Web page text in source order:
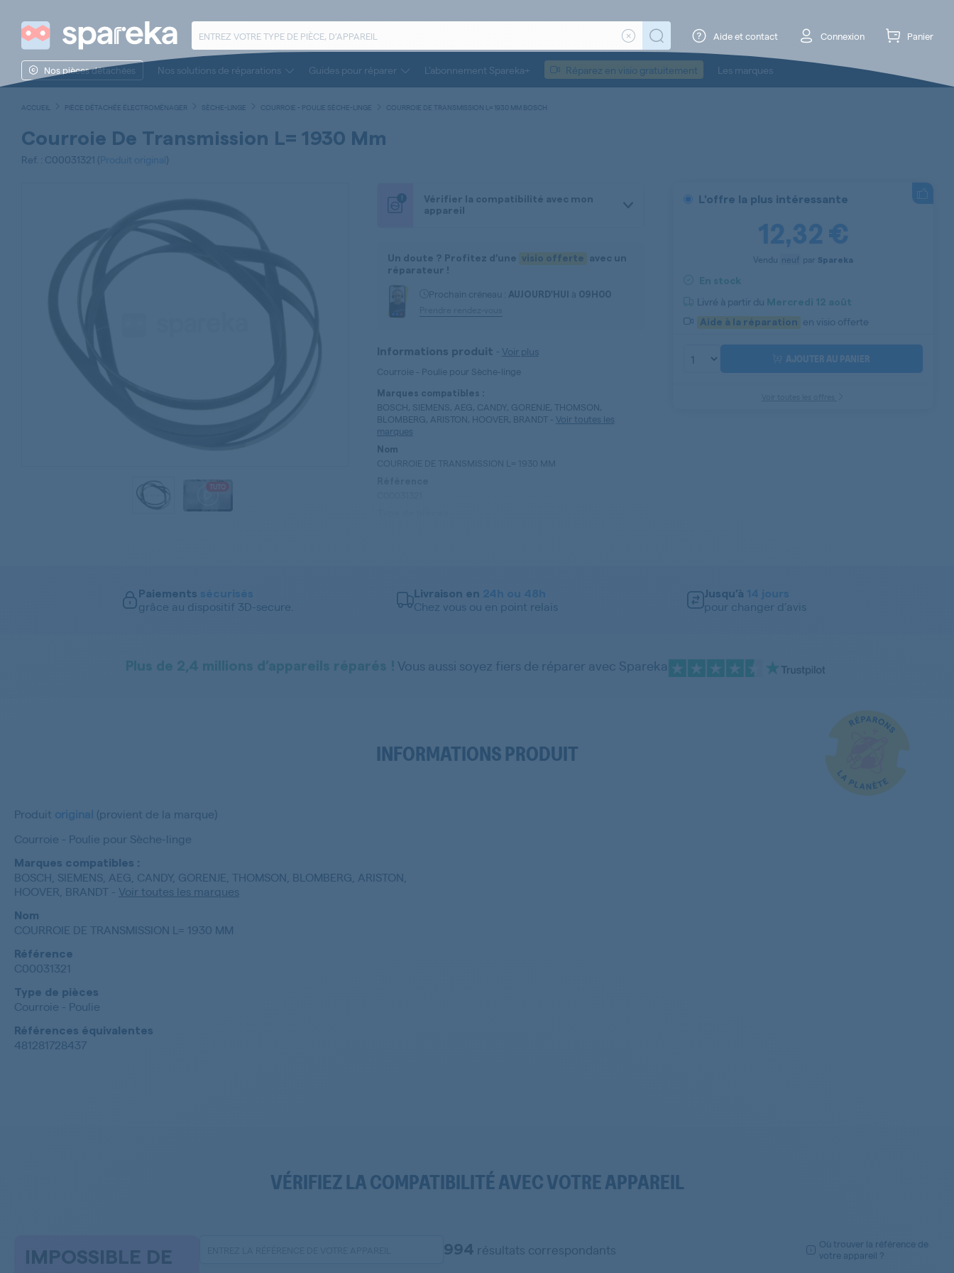
Aide et contact Connexion Panier
Nos pièces détachées Nos solutions de réparations Guides pour réparer L’abonnement Spareka+ Réparez en visio gratuitement Les marques
ACCUEIL PIÈCE DÉTACHÉE ÉLECTROMÉNAGER SÈCHE-LINGE COURROIE - POULIE SÈCHE-LINGE COURROIE DE TRANSMISSION L= 1930 MM BOSCH
Courroie De Transmission L= 1930 Mm
Ref. : C00031321 (Produit original)
TUTO
L'offre la plus intéressante
12,32 €
Vendu neuf par Spareka
En stock
Livré à partir du Mercredi 12 août
Aide à la réparation
en visio offerte
AJOUTER AU PANIER
!
Vérifier la compatibilité avec mon
appareil
Un doute ? Profitez d’une visio offerte
avec un
réparateur !
Prochain créneau : AUJOURD'HUI à 09H00
Informations produit - Voir plus
Courroie - Poulie pour Sèche-linge
Marques compatibles :
BOSCH, SIEMENS, AEG, CANDY, GORENJE, THOMSON,
BLOMBERG, ARISTON, HOOVER, BRANDT - Voir toutes les
marques
Nom
COURROIE DE TRANSMISSION L= 1930 MM
Paiements sécurisés
grâce au dispositif 3D-secure.
Livraison en 24h ou 48h
Chez vous ou en point relais
Jusqu’à 14 jours
pour changer d’avis
Plus de 2,4 millions d’appareils réparés ! Vous aussi soyez fiers de réparer avec Spareka
INFORMATIONS PRODUIT
Produit original (provient de la marque)
Courroie - Poulie pour Sèche-linge
Marques compatibles :
BOSCH, SIEMENS, AEG, CANDY, GORENJE, THOMSON, BLOMBERG, ARISTON,
HOOVER, BRANDT - Voir toutes les marques
Nom
COURROIE DE TRANSMISSION L= 1930 MM
Référence
C00031321
Type de pièces
Courroie - Poulie
Références équivalentes
481281728437
VÉRIFIEZ LA COMPATIBILITÉ AVEC VOTRE APPAREIL
IMPOSSIBLE DE
994 résultats correspondants
Où trouver la référence de
votre appareil ?